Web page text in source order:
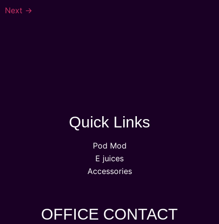
Next →
Quick Links
Pod Mod
E juices
Accessories
OFFICE CONTACT